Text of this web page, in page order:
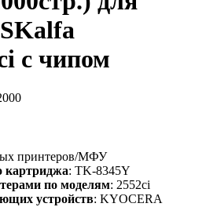
с чипом
принтеров/МФУ
картриджа: TK-8345Y
по моделям: 2552ci
устройств: KYOCERA